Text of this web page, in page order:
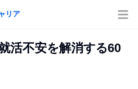
リア
活不安を解消する60